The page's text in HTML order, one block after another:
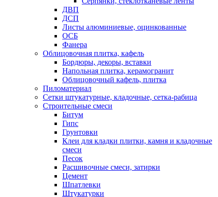
ДВП
ДСП
Листы алюминиевые, оцинкованные
ОСБ
Фанера
Облицовочная плитка, кафель
Бордюры, декоры, вставки
Напольная плитка, керамогранит
Облицовочный кафель, плитка
Пиломатериал
Сетки штукатурные, кладочные, сетка-рабица
Строительные смеси
Битум
Гипс
Грунтовки
Клеи для кладки плитки, камня и кладочные
смеси
Песок
Расшивочные смеси, затирки
Цемент
Шпатлевки
Штукатурки